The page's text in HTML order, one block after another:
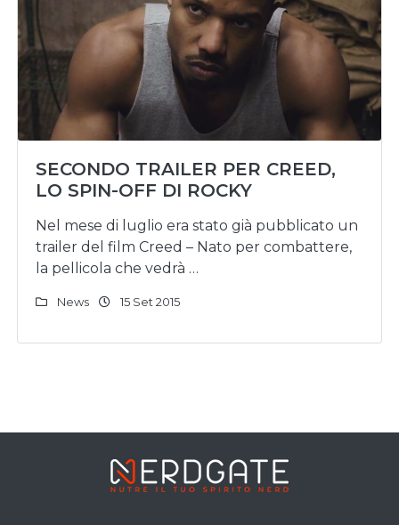
SECONDO TRAILER PER CREED,
LO SPIN-OFF DI ROCKY
Nel mese di luglio era stato già pubblicato un
trailer del film Creed – Nato per combattere,
la pellicola che vedrà …
News 15 Set 2015